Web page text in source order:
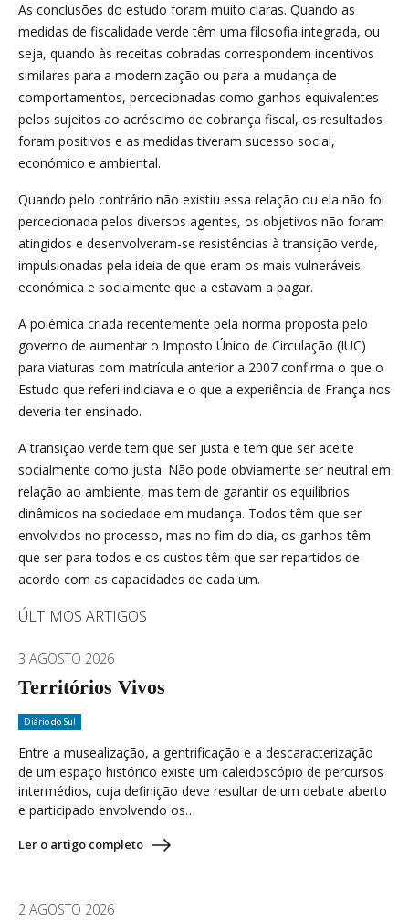
As conclusões do estudo foram muito claras. Quando as
medidas de fiscalidade verde têm uma filosofia integrada, ou
seja, quando às receitas cobradas correspondem incentivos
similares para a modernização ou para a mudança de
comportamentos, percecionadas como ganhos equivalentes
pelos sujeitos ao acréscimo de cobrança fiscal, os resultados
foram positivos e as medidas tiveram sucesso social,
económico e ambiental.
Quando pelo contrário não existiu essa relação ou ela não foi
percecionada pelos diversos agentes, os objetivos não foram
atingidos e desenvolveram-se resistências à transição verde,
impulsionadas pela ideia de que eram os mais vulneráveis
económica e socialmente que a estavam a pagar.
A polémica criada recentemente pela norma proposta pelo
governo de aumentar o Imposto Único de Circulação (IUC)
para viaturas com matrícula anterior a 2007 confirma o que o
Estudo que referi indiciava e o que a experiência de França nos
deveria ter ensinado.
A transição verde tem que ser justa e tem que ser aceite
socialmente como justa. Não pode obviamente ser neutral em
relação ao ambiente, mas tem de garantir os equilíbrios
dinâmicos na sociedade em mudança. Todos têm que ser
envolvidos no processo, mas no fim do dia, os ganhos têm
que ser para todos e os custos têm que ser repartidos de
acordo com as capacidades de cada um.
ÚLTIMOS ARTIGOS
3 AGOSTO 2026
Territórios Vivos
Diário do Sul
Entre a musealização, a gentrificação e a descaracterização
de um espaço histórico existe um caleidoscópio de percursos
intermédios, cuja definição deve resultar de um debate aberto
e participado envolvendo os…
Ler o artigo completo
2 AGOSTO 2026